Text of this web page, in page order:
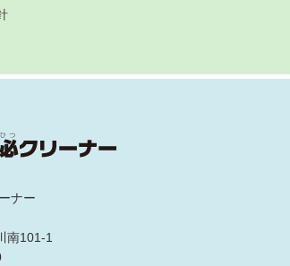
ナー
南101-1